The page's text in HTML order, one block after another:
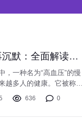
沉默的杀手不再沉默：全面解读高血压的防与治
，一种名为“高血压”的慢
越多人的健康。它被称
许多患者在初期毫无症
态却在持续损害着心、
636 0